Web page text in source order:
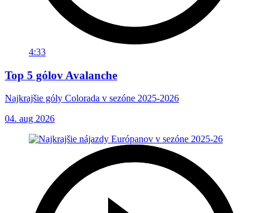
4:33
Top 5 gólov Avalanche
Najkrajšie góly Colorada v sezóne 2025-2026
04. aug 2026